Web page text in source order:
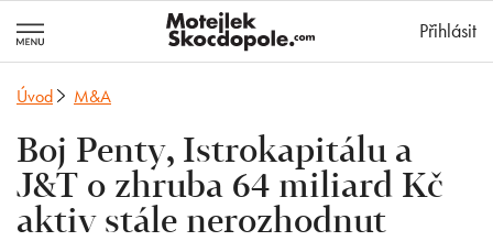
Přihlásit
Úvod M&A
Boj Penty, Istrokapitálu a
J&T o zhruba 64 miliard Kč
aktiv stále nerozhodnut